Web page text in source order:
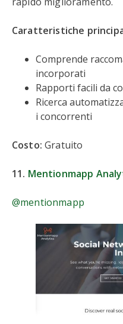
Caratteristiche
Comprende
incorporati
Rapporti facili da
Ricerca
i concorrenti
Costo:Gratuito
11. Mentionmapp
@mentionmapp